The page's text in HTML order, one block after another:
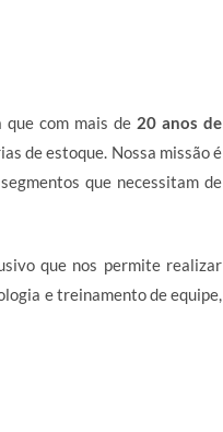
com mais de 20 anos de
de estoque. Nossa missão é
que necessitam de
que nos permite realizar
e treinamento de equipe,